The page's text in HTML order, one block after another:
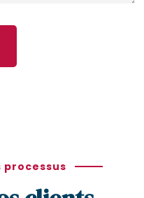
processus